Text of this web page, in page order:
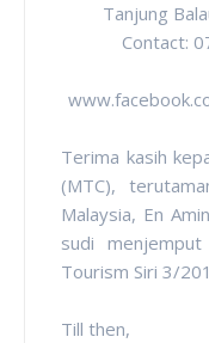
Tanjung
Contact:
Terima kasih
(MTC),
Malaysia, En
sudi
Tourism Siri 3/
Till then,